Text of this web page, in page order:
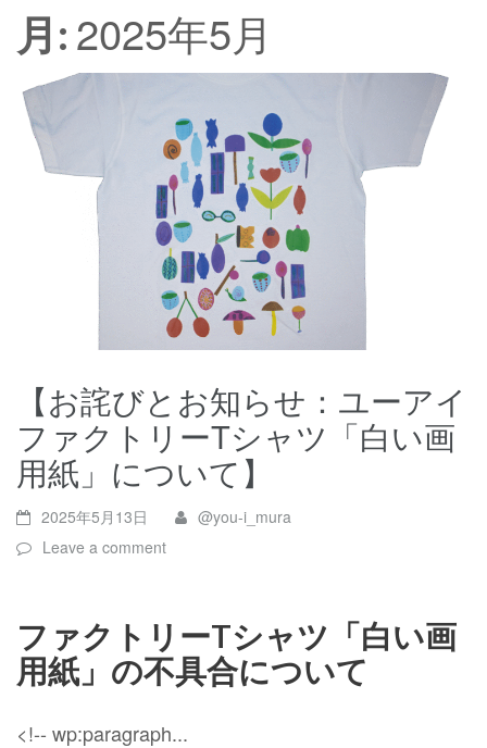
月: 2025年5月
【お詫びとお知らせ：ユーアイ
ファクトリーTシャツ「白い画
用紙」について】
2025年5月13日
@you-i_mura
Leave a comment
ファクトリーTシャツ「白い画
用紙」の不具合について
<!-- wp:paragraph...